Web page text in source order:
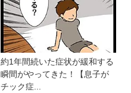
約1年間続いた症状が緩和する
瞬間がやってきた！【息子が
チック症...